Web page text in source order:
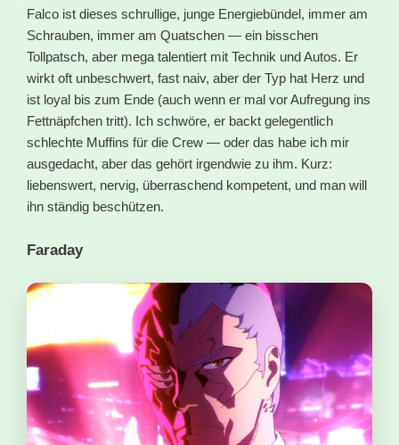
Falco ist dieses schrullige, junge Energiebündel, immer am
Schrauben, immer am Quatschen — ein bisschen
Tollpatsch, aber mega talentiert mit Technik und Autos. Er
wirkt oft unbeschwert, fast naiv, aber der Typ hat Herz und
ist loyal bis zum Ende (auch wenn er mal vor Aufregung ins
Fettnäpfchen tritt). Ich schwöre, er backt gelegentlich
schlechte Muffins für die Crew — oder das habe ich mir
ausgedacht, aber das gehört irgendwie zu ihm. Kurz:
liebenswert, nervig, überraschend kompetent, und man will
ihn ständig beschützen.
Faraday